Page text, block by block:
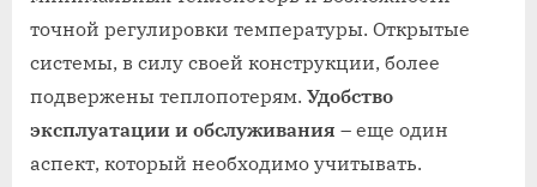
точной регулировки температуры. Открытые
системы, в силу своей конструкции, более
подвержены теплопотерям. Удобство
эксплуатации и обслуживания – еще один
аспект, который необходимо учитывать.